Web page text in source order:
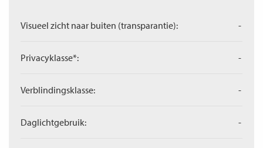
Visueel zicht naar buiten (transparantie): -
Privacyklasse*: -
Verblindingsklasse: -
Daglichtgebruik: -